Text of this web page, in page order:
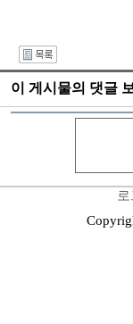
이 게시물의 댓글
로